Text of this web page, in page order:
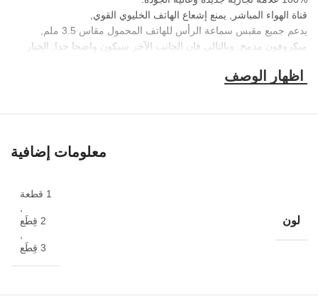
قناة الهواء المباشر, يمنع إشعاع الهاتف الخليوي القوي,
يدعم جميع مقبس سماعة الرأس للهاتف المحمول مقاس 3.5 ملم,
ميكروفون مدمج, وبالتالي فإن الجانب الآخر سيكون واضحا جدا, الخيار
وداعا لخط التحويل, متوافق مع جميع الهواتف المحمولة, تبديل العتاد.
معلومات إضافية
لون
1 قطعة
2 قِطَع
3 قِطَع